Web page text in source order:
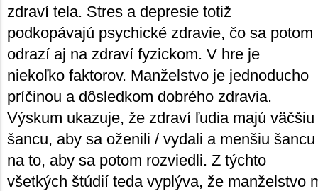
zdraví tela. Stres a depresie totiž
podkopávajú psychické zdravie, čo sa potom
odrazí aj na zdraví fyzickom. V hre je
niekoľko faktorov. Manželstvo je jednoducho
príčinou a dôsledkom dobrého zdravia.
Výskum ukazuje, že zdraví ľudia majú väčšiu
šancu, aby sa oženili / vydali a menšiu šancu
na to, aby sa potom rozviedli. Z týchto
všetkých štúdií teda vyplýva, že manželstvo